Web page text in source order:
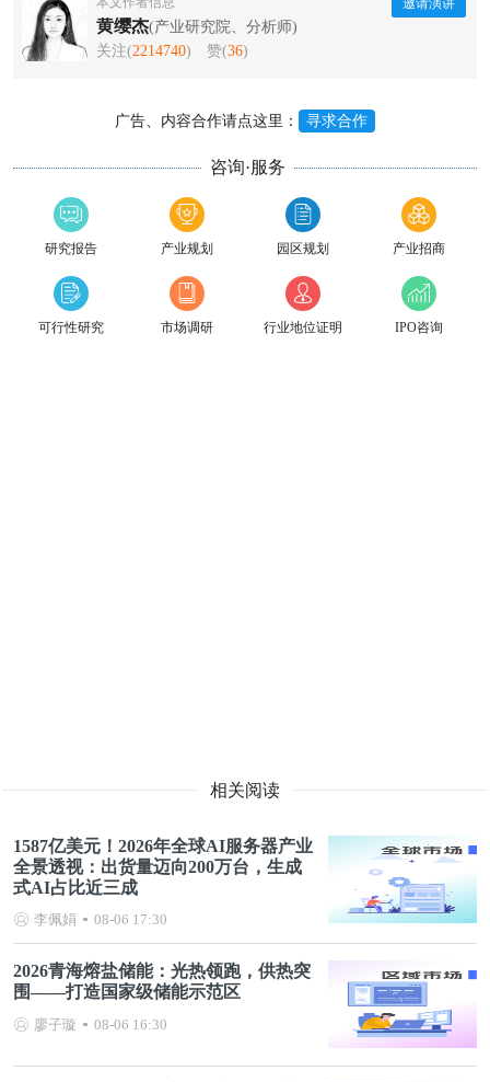
黄缨杰(产业研究院、分析师)
关注(2214740) 赞(36)
邀请演讲
广告、内容合作请点这里： 寻求合作
咨询·服务
研究报告 产业规划 园区规划 产业招商
可行性研究 市场调研 行业地位证明 IPO咨询
相关阅读
1587亿美元！2026年全球AI服务器产业
全景透视：出货量迈向200万台，生成
式AI占比近三成
李佩娟 08-06 17:30
2026青海熔盐储能：光热领跑，供热突
围——打造国家级储能示范区
廖子璇 08-06 16:30